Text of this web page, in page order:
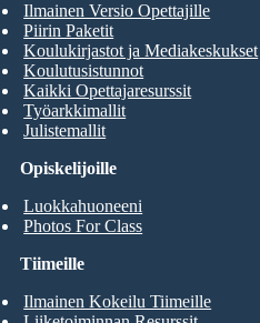
Opiskelijoille
Luokkahuoneeni
Photos For Class
Ilmainen Versio Opettajille
Piirin Paketit
Koulukirjastot ja Mediakeskukset
Koulutusistunnot
Kaikki Opettajaresurssit
Työarkkimallit
Julistemallit
Tiimeille
Ilmainen Kokeilu Tiimeille